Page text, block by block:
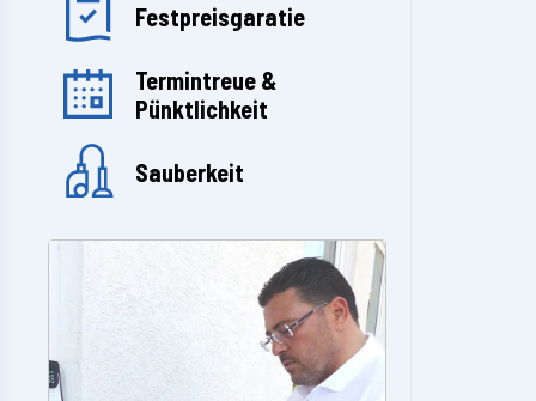
Festpreisgaratie
Termintreue &
Pünktlichkeit
Sauberkeit